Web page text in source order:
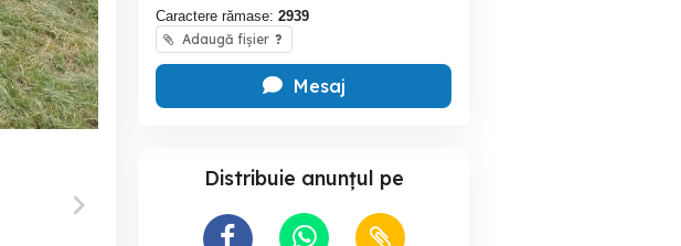
Caractere rămase: 2939
Adaugă fișier ?
Mesaj
Distribuie anunțul pe